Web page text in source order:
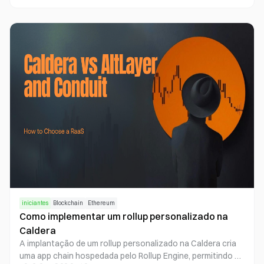
ocorre em contratos de camada de aplicação e padrões do
tipo ERC. A diferença está na semântica de finalidade e na
localização das permissões, não em um ranking simples.
iniciantes Blockchain Ethereum
Como implementar um rollup personalizado na
Caldera
A implantação de um rollup personalizado na Caldera cria
uma app chain hospedada pelo Rollup Engine, permitindo a